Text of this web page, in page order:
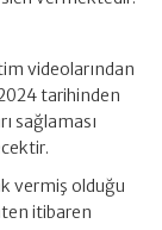
videolarından
tarihinden
sağlaması
vermiş olduğu
itibaren